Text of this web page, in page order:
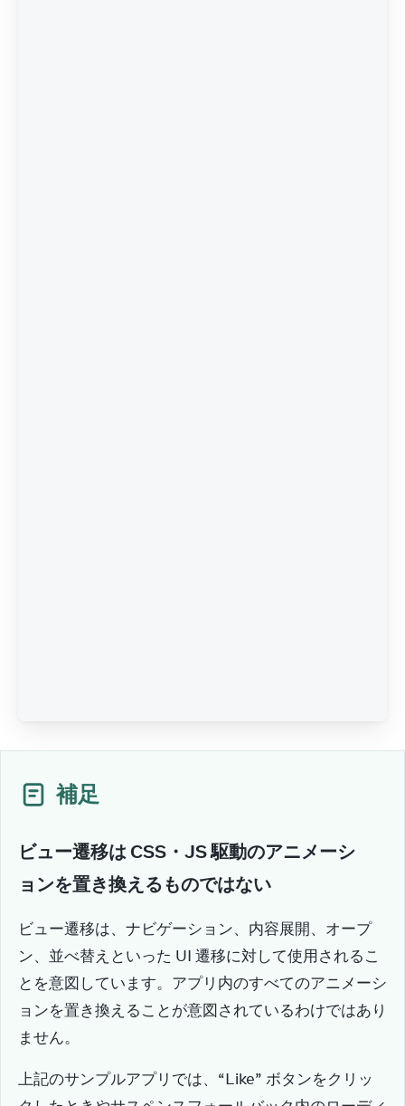
補足
ビュー遷移は CSS・JS 駆動のアニメーシ
ョンを置き換えるものではない
ビュー遷移は、ナビゲーション、内容展開、オープ
ン、並べ替えといった UI 遷移に対して使用されるこ
とを意図しています。アプリ内のすべてのアニメーシ
ョンを置き換えることが意図されているわけではあり
ません。
上記のサンプルアプリでは、“Like” ボタンをクリッ